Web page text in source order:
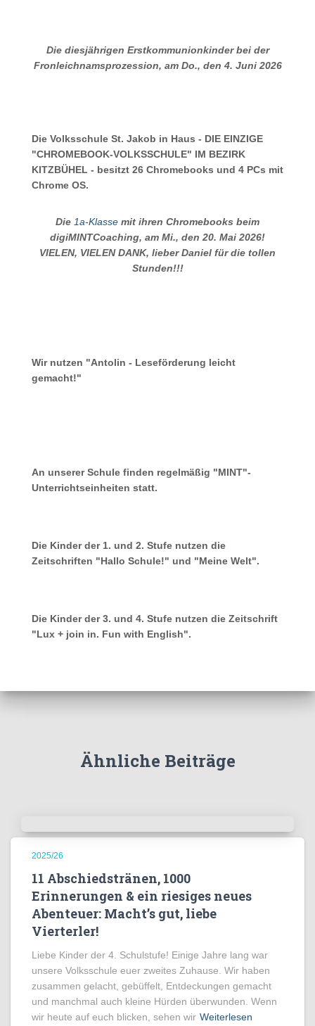
Die diesjährigen Erstkommunionkinder bei der
Fronleichnamsprozession, am Do., den 4. Juni 2026
Die Volksschule St. Jakob in Haus - DIE EINZIGE
"CHROMEBOOK-VOLKSSCHULE" IM BEZIRK
KITZBÜHEL - besitzt 26 Chromebooks und 4 PCs mit
Chrome OS.
Die 1a-Klasse mit ihren Chromebooks beim
digiMINTCoaching, am Mi., den 20. Mai 2026!
VIELEN, VIELEN DANK, lieber Daniel für die tollen
Stunden!!!
Wir nutzen "Antolin - Leseförderung leicht
gemacht!"
An unserer Schule finden regelmäßig "MINT"-
Unterrichtseinheiten statt.
Die Kinder der 1. und 2. Stufe nutzen die
Zeitschriften "Hallo Schule!" und "Meine Welt".
Die Kinder der 3. und 4. Stufe nutzen die Zeitschrift
"Lux + join in. Fun with English".
Ähnliche Beiträge
2025/26
11 Abschiedstränen, 1000
Erinnerungen & ein riesiges neues
Abenteuer: Macht’s gut, liebe
Vierterler!
Liebe Kinder der 4. Schulstufe! Einige Jahre lang war
unsere Volksschule euer zweites Zuhause. Wir haben
zusammen gelacht, gebüffelt, Entdeckungen gemacht
und manchmal auch kleine Hürden überwunden. Wenn
wir heute auf euch blicken, sehen wir Weiterlesen